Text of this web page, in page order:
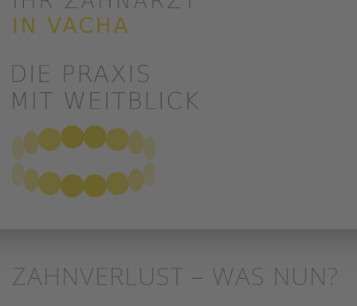
ZAHNVERLUST – WAS NUN?